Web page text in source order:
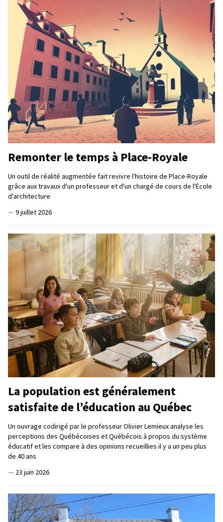
Remonter le temps à Place-Royale
Un outil de réalité augmentée fait revivre l'histoire de Place-Royale
grâce aux travaux d'un professeur et d'un chargé de cours de l'École
d'architecture
— 9 juillet 2026
La population est généralement
satisfaite de l’éducation au Québec
Un ouvrage codirigé par le professeur Olivier Lemieux analyse les
perceptions des Québécoises et Québécois à propos du système
éducatif et les compare à des opinions recueillies il y a un peu plus
de 40 ans
— 23 juin 2026